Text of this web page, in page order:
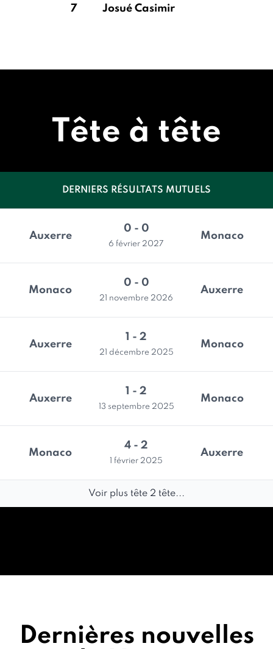
7 Josué Casimir
Tête à tête
DERNIERS RÉSULTATS MUTUELS
Auxerre
0 - 0
6 février 2027
Monaco
Monaco
0 - 0
21 novembre 2026
Auxerre
Auxerre
1 - 2
21 décembre 2025
Monaco
Auxerre
1 - 2
13 septembre 2025
Monaco
Monaco
4 - 2
1 février 2025
Auxerre
Voir plus tête 2 tête...
Dernières nouvelles